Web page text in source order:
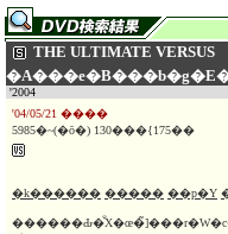
THE ULTIMATE VERSUS
'2004
'04/05/21 ����
5985�~(�ō�) 130���{175��
�k������ ����� ��p�Y